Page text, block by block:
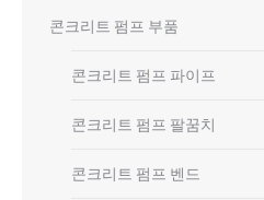
콘크리트 펌프 부품
콘크리트 펌프 파이프
콘크리트 펌프 팔꿈치
콘크리트 펌프 벤드